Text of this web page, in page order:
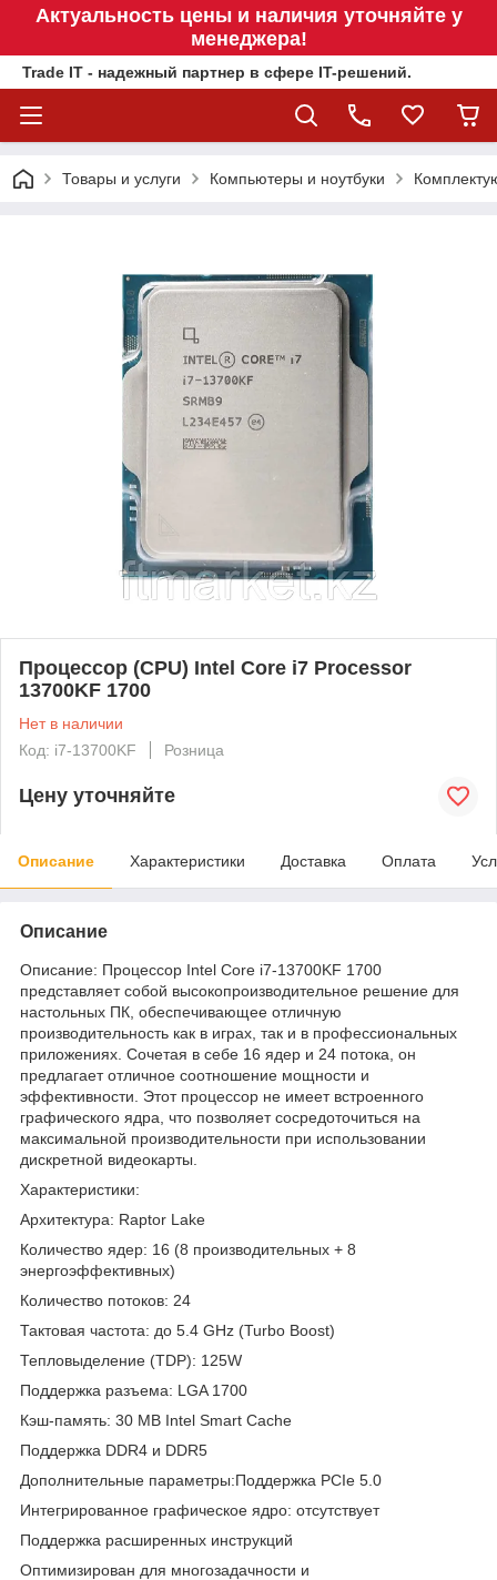
Актуальность цены и наличия уточняйте у
менеджера!
Trade IT - надежный партнер в сфере IT-решений.
Товары и услуги Компьютеры и ноутбуки
Процессор (CPU) Intel Core i7 Processor
13700KF 1700
Нет в наличии
Код: i7-13700KF
Розница
Цену уточняйте
Описание Характеристики Доставка Оплата
Описание
Описание: Процессор Intel Core i7-13700KF 1700
представляет собой высокопроизводительное решение для
настольных ПК, обеспечивающее отличную
производительность как в играх, так и в профессиональных
приложениях. Сочетая в себе 16 ядер и 24 потока, он
предлагает отличное соотношение мощности и
эффективности. Этот процессор не имеет встроенного
графического ядра, что позволяет сосредоточиться на
максимальной производительности при использовании
дискретной видеокарты.
Характеристики:
Архитектура: Raptor Lake
Количество ядер: 16 (8 производительных + 8
энергоэффективных)
Количество потоков: 24
Тактовая частота: до 5.4 GHz (Turbo Boost)
Тепловыделение (TDP): 125W
Поддержка разъема: LGA 1700
Кэш-память: 30 MB Intel Smart Cache
Поддержка DDR4 и DDR5
Дополнительные параметры:Поддержка PCIe 5.0
Интегрированное графическое ядро: отсутствует
Поддержка расширенных инструкций
Оптимизирован для многозадачности и